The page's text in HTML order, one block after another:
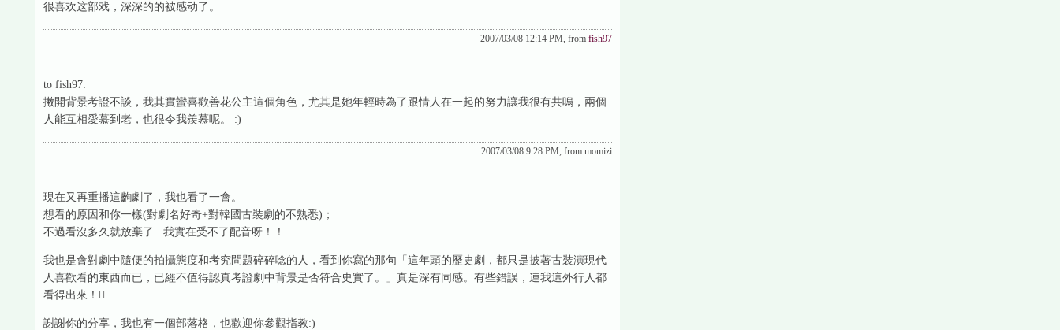
很喜欢这部戏，深深的的被感动了。
2007/03/08 12:14 PM, from fish97
to fish97:
撇開背景考證不談，我其實蠻喜歡善花公主這個角色，尤其是她年輕時為了跟情人在一起的努力讓我很有共嗚，兩個
人能互相愛慕到老，也很令我羨慕呢。 :)
2007/03/08 9:28 PM, from momizi
現在又再重播這齣劇了，我也看了一會。
想看的原因和你一樣(對劇名好奇+對韓國古裝劇的不熟悉)；
不過看沒多久就放棄了...我實在受不了配音呀！！
我也是會對劇中隨便的拍攝態度和考究問題碎碎唸的人，看到你寫的那句「這年頭的歷史劇，都只是披著古裝演現代
人喜歡看的東西而已，已經不值得認真考證劇中背景是否符合史實了。」真是深有同感。有些錯誤，連我這外行人都
看得出來！
謝謝你的分享，我也有一個部落格，也歡迎你參觀指教:)